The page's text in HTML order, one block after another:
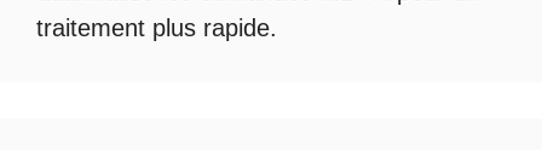
traitement plus rapide.